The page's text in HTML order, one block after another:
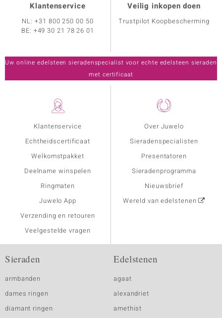
Klantenservice
Echtheidscertificaat
Welkomstpakket
Deelname winspelen
Ringmaten
Juwelo App
Verzending en retouren
Veelgestelde vragen
Over Juwelo
Sieradenspecialisten
Presentatoren
Sieradenprogramma
Nieuwsbrief
Wereld van edelstenen
Klantenservice
NL:+31 800 250 00 50
BE: +49 30 21 78 26 01
Veilig inkopen doen
Trustpilot Koopbescherming
Uw online edelsteen sieradenspecialist voor echte edelsteen sieraden
met certificaat
Sieraden
armbanden
dames ringen
diamant ringen
Edelstenen
agaat
alexandriet
amethist